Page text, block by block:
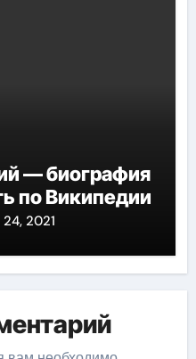
— биография
по Википедии
2021